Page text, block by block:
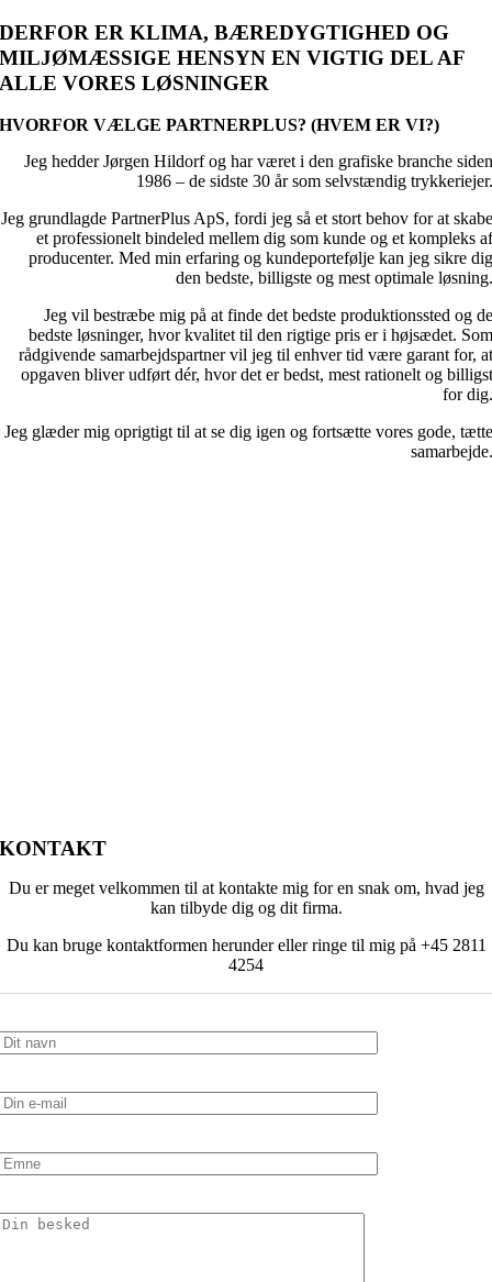
DERFOR ER KLIMA, BÆREDYGTIGHED OG
MILJØMÆSSIGE HENSYN EN VIGTIG DEL AF
ALLE VORES LØSNINGER
HVORFOR VÆLGE PARTNERPLUS? (HVEM ER VI?)
Jeg hedder Jørgen Hildorf og har været i den grafiske branche siden
1986 – de sidste 30 år som selvstændig trykkeriejer.
Jeg grundlagde PartnerPlus ApS, fordi jeg så et stort behov for at skabe
et professionelt bindeled mellem dig som kunde og et kompleks af
producenter. Med min erfaring og kundeportefølje kan jeg sikre dig
den bedste, billigste og mest optimale løsning.
Jeg vil bestræbe mig på at finde det bedste produktionssted og de
bedste løsninger, hvor kvalitet til den rigtige pris er i højsædet. Som
rådgivende samarbejdspartner vil jeg til enhver tid være garant for, at
opgaven bliver udført dér, hvor det er bedst, mest rationelt og billigst
for dig.
Jeg glæder mig oprigtigt til at se dig igen og fortsætte vores gode, tætte
samarbejde.
KONTAKT
Du er meget velkommen til at kontakte mig for en snak om, hvad jeg
kan tilbyde dig og dit firma.
Du kan bruge kontaktformen herunder eller ringe til mig på +45 2811
4254